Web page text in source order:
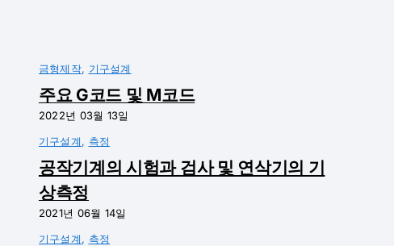
금형제작, 기구설계
주요 G코드 및 M코드
2022년 03월 13일
기구설계, 측정
공작기계의 시험과 검사 및 연삭기의 기
상측정
2021년 06월 14일
기구설계, 측정